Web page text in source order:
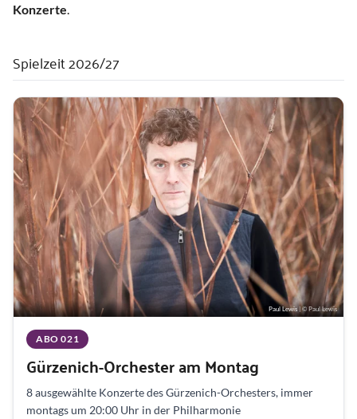
Konzerte.
Spielzeit 2026/27
Paul Lewis| © Paul Lewis
ABO 021
Gürzenich-Orchester am Montag
8 ausgewählte Konzerte des Gürzenich-Orchesters, immer
montags um 20:00 Uhr in der Philharmonie